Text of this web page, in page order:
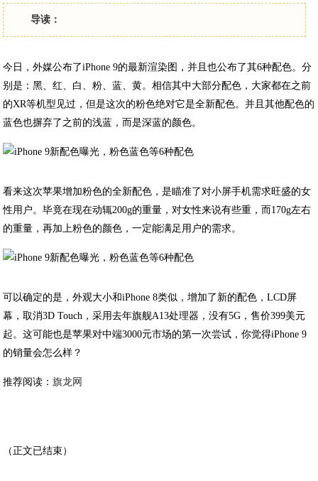
导读：
今日，外媒公布了iPhone 9的最新渲染图，并且也公布了其6种配色。分
别是：黑、红、白、粉、蓝、黄。相信其中大部分配色，大家都在之前
的XR等机型见过，但是这次的粉色绝对它是全新配色。并且其他配色的
蓝色也摒弃了之前的浅蓝，而是深蓝的颜色。
看来这次苹果增加粉色的全新配色，是瞄准了对小屏手机需求旺盛的女
性用户。毕竟在现在动辄200g的重量，对女性来说有些重，而170g左右
的重量，再加上粉色的颜色，一定能满足用户的需求。
可以确定的是，外观大小和iPhone 8类似，增加了新的配色，LCD屏
幕，取消3D Touch，采用去年旗舰A13处理器，没有5G，售价399美元
起。这可能也是苹果对中端3000元市场的第一次尝试，你觉得iPhone 9
的销量会怎么样？
推荐阅读：旗龙网
（正文已结束）